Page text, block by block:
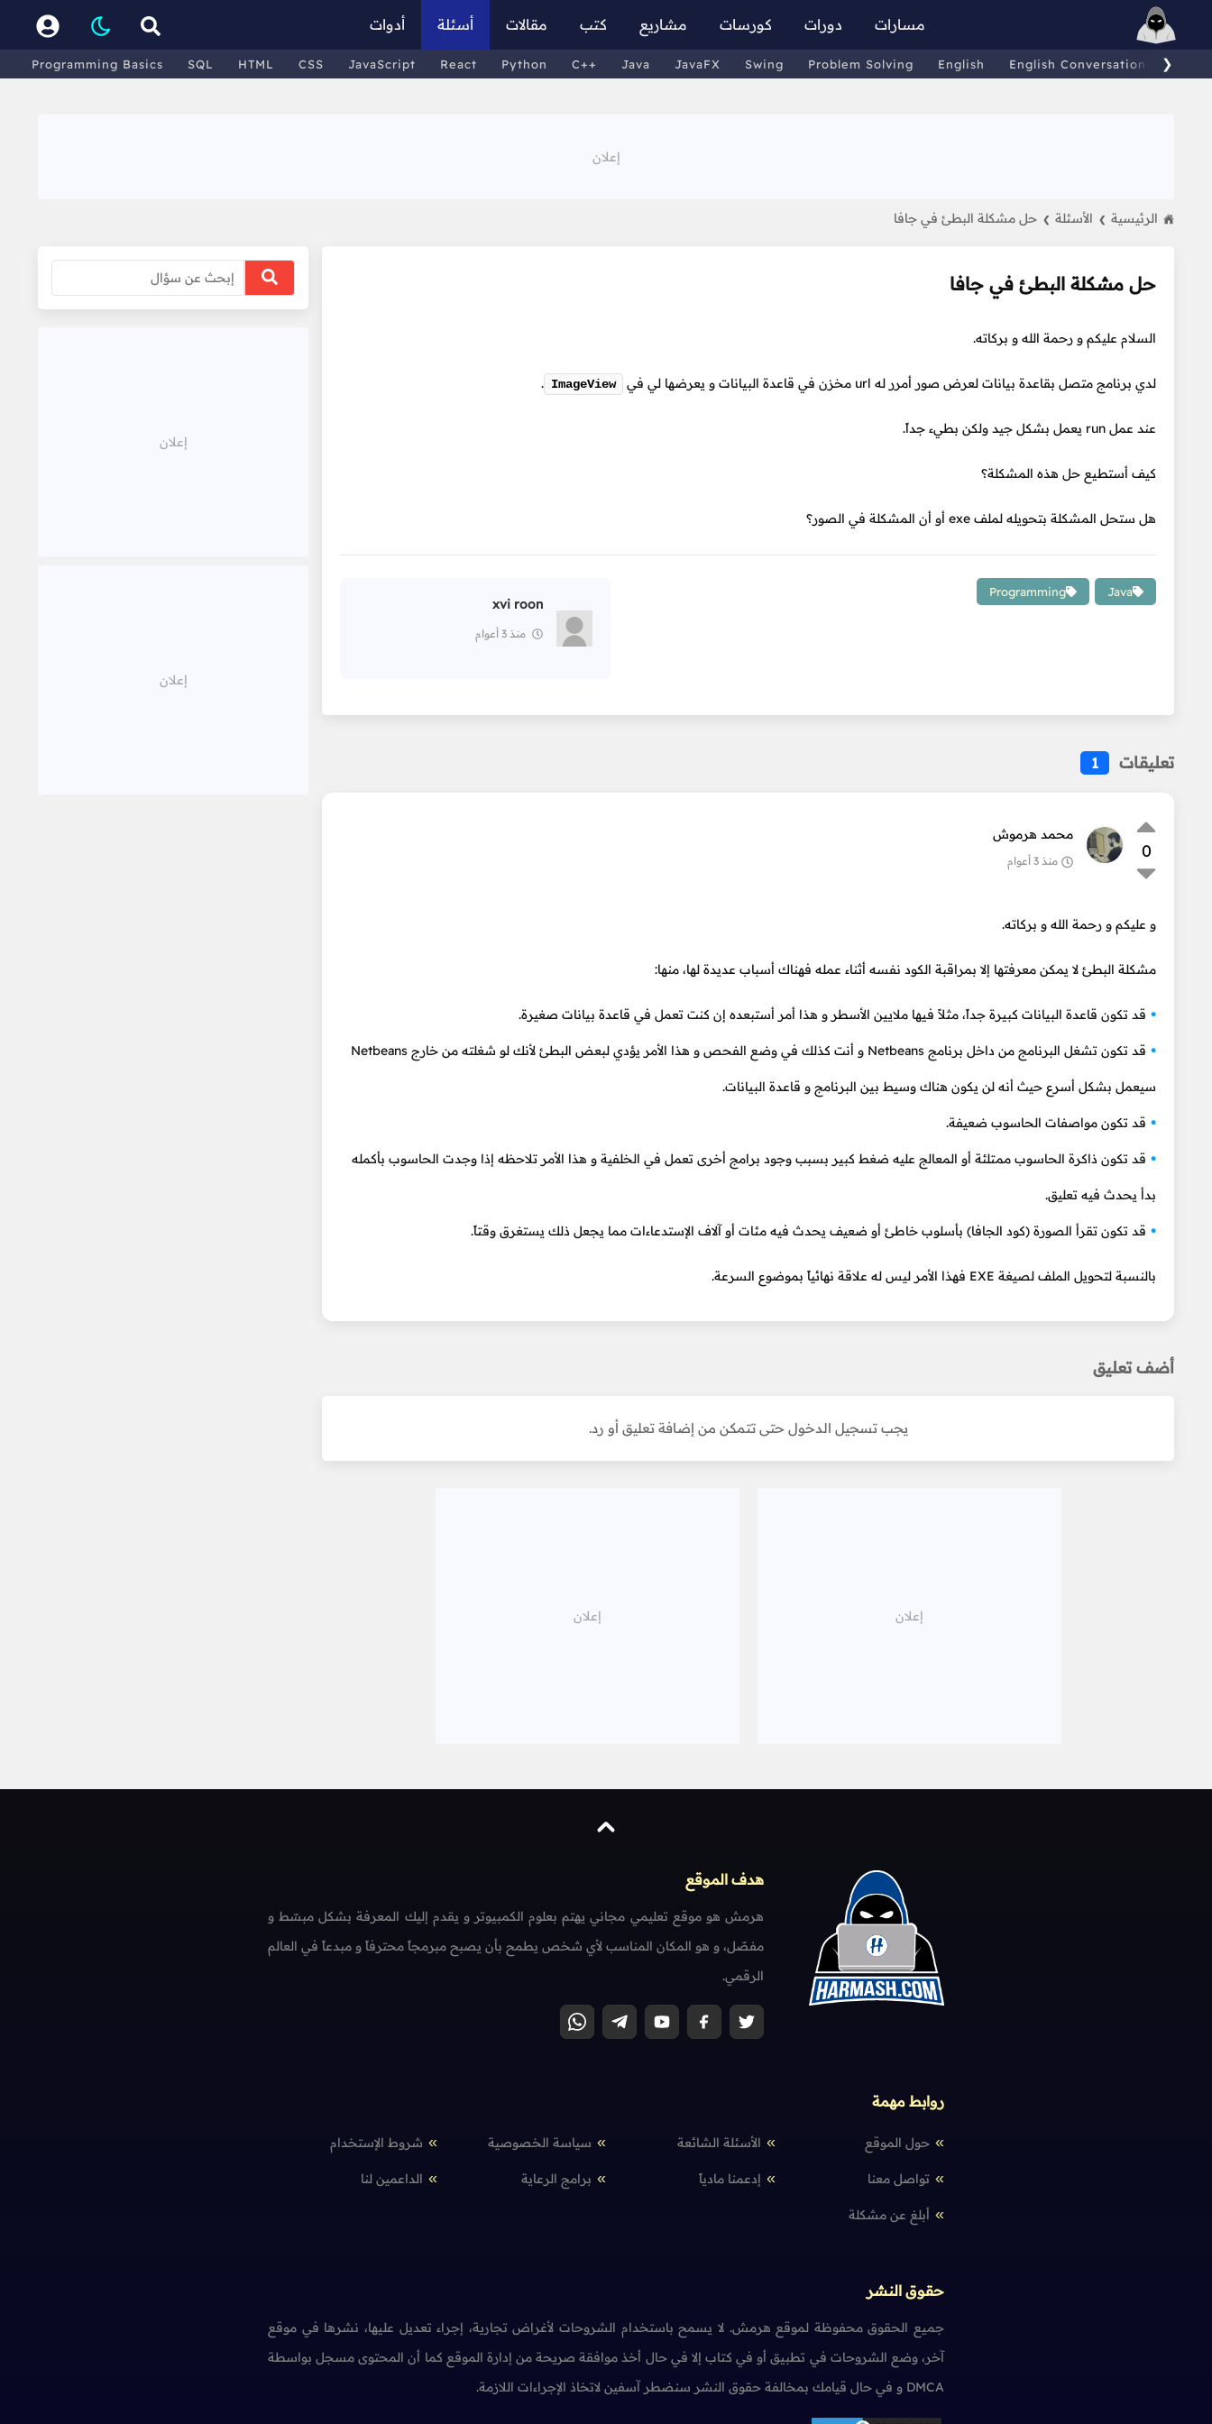
مسارات دورات كورسات مشاريع كتب مقالات أسئلة أدوات
Programming Basics SQL HTML CSS JavaScript React Python C++ Java JavaFX Swing Problem Solving English English Conversations ❯
الرئيسية ❯ الأسئلة ❯ حل مشكلة البطئ في جافا
حل مشكلة البطئ في جافا
السلام عليكم و رحمة الله و بركاته.
لدي برنامج متصل بقاعدة بيانات لعرض صور أمرر له url مخزن في قاعدة البيانات و يعرضها لي في ImageView
.
عند عمل run يعمل بشكل جيد ولكن بطيء جداً.
كيف أستطيع حل هذه المشكلة؟
هل ستحل المشكلة بتحويله لملف exe أو أن المشكلة في الصور؟
Java
Programming
xvi roon
منذ 3 أعوام
تعليقات 1
0
محمد هرموش
منذ 3 أعوام
و عليكم و رحمة الله و بركاته.
مشكلة البطئ لا يمكن معرفتها إلا بمراقبة الكود نفسه أثناء عمله فهناك أسباب عديدة لها، منها:
قد تكون قاعدة البيانات كبيرة جداً، مثلاً فيها ملايين الأسطر و هذا أمر أستبعده إن كنت تعمل في قاعدة بيانات صغيرة.
قد تكون تشغل البرنامج من داخل برنامج Netbeans و أنت كذلك في وضع الفحص و هذا الأمر يؤدي لبعض البطئ لأنك لو شغلته من خارج Netbeans
سيعمل بشكل أسرع حيث أنه لن يكون هناك وسيط بين البرنامج و قاعدة البيانات.
قد تكون مواصفات الحاسوب ضعيفة.
قد تكون ذاكرة الحاسوب ممتلئة أو المعالج عليه ضغط كبير بسبب وجود برامج أخرى تعمل في الخلفية و هذا الأمر تلاحظه إذا وجدت الحاسوب بأكمله
بدأ يحدث فيه تعليق.
قد تكون تقرأ الصورة (كود الجافا) بأسلوب خاطئ أو ضعيف يحدث فيه مئات أو آلاف الإستدعاءات مما يجعل ذلك يستغرق وقتاً.
بالنسبة لتحويل الملف لصيغة EXE فهذا الأمر ليس له علاقة نهائياً بموضوع السرعة.
أضف تعليق
يجب تسجيل الدخول حتى تتمكن من إضافة تعليق أو رد.
هدف الموقع
هرمش هو موقع تعليمي مجاني يهتم بعلوم الكمبيوتر و يقدم إليك المعرفة بشكل مبسّط و
مفصّل، و هو المكان المناسب لأي شخص يطمح بأن يصبح مبرمجاً محترفاً و مبدعاً في العالم
الرقمي.
روابط مهمة
حول الموقع الأسئلة الشائعة سياسة الخصوصية شروط الإستخدام
تواصل معنا إدعمنا مادياً برامج الرعاية الداعمين لنا
أبلغ عن مشكلة
حقوق النشر
جميع الحقوق محفوظة لموقع هرمش. لا يسمح باستخدام الشروحات لأغراض تجارية، إجراء تعديل عليها، نشرها في موقع
آخر، وضع الشروحات في تطبيق أو في كتاب إلا في حال أخذ موافقة صريحة من إدارة الموقع كما أن المحتوى مسجل بواسطة
DMCA و في حال قيامك بمخالفة حقوق النشر سنضطر آسفين لاتخاذ الإجراءات اللازمة.